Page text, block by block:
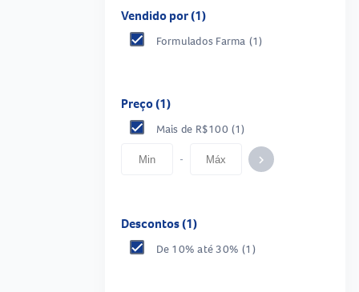
Vendido por (1)
Formulados Farma (1)
Preço (1)
Mais de R$100 (1)
- keyboard_arrow_right
Descontos (1)
De 10% até 30% (1)